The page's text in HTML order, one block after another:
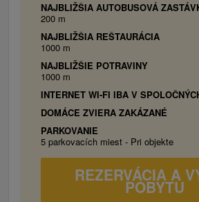
NAJBLIŽŠIA AUTOBUSOVÁ
200 m
NAJBLIŽŠIA REŠTAURÁCIA
1000 m
NAJBLIŽŠIE POTRAVINY
1000 m
INTERNET WI-FI IBA V
DOMÁCE ZVIERA ZAKÁZANÉ
PARKOVANIE
5 parkovacích miest - Pri objekte
REZERVÁCIA A
POBYTU